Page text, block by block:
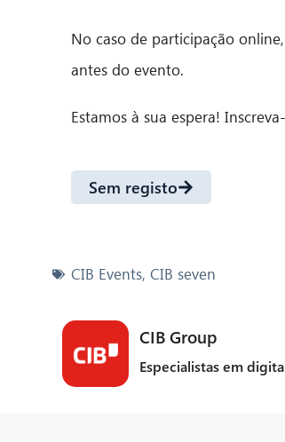
No caso de participação
antes do evento.
Estamos à sua espera!
Sem registo
CIB Events, CIB seven
CIB Group
Especialistas em